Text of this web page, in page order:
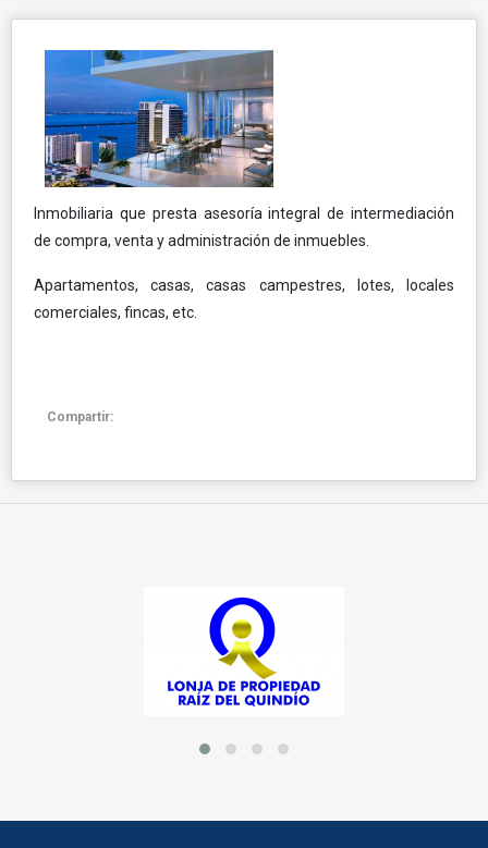
Inmobiliaria que presta asesoría integral de intermediación
de compra, venta y administración de inmuebles.
Apartamentos, casas, casas campestres, lotes, locales
comerciales, fincas, etc.
Compartir: